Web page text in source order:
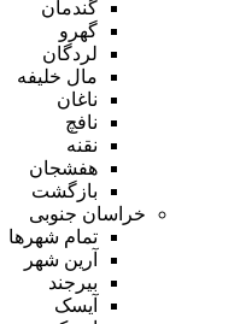
گندمان
گهرو
لردگان
مال خلیفه
ناغان
نافچ
نقنه
هفشجان
بازگشت
خراسان جنوبی
تمام شهر‌ها
آرین شهر
بیرجند
آیسک